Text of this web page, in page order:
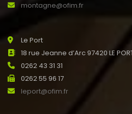
montagne@ofim.fr
Le Port
18 rue Jeanne d’Arc 97420 LE
0262 43 31 31
0262 55 96 17
leport@ofim.fr